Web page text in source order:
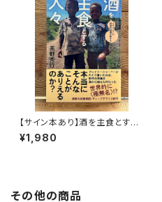
【サイン本あり】酒を主食とする
人々 エチオピアの科学的秘境
を旅する
¥1,980
その他の商品